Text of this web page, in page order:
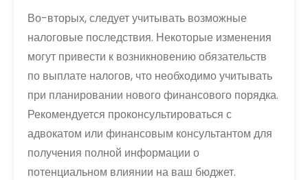
Во-вторых, следует учитывать возможные
налоговые последствия. Некоторые изменения
могут привести к возникновению обязательств
по выплате налогов, что необходимо учитывать
при планировании нового финансового порядка.
Рекомендуется проконсультироваться с
адвокатом или финансовым консультантом для
получения полной информации о
потенциальном влиянии на ваш бюджет.